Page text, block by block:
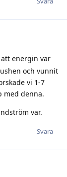
energin var
och vunnit
vi 1-7
med denna.
var.
Svara